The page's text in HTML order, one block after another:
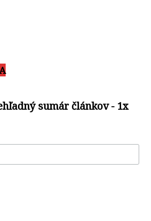
sumár článkov - 1x